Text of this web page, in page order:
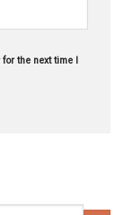
the next time I